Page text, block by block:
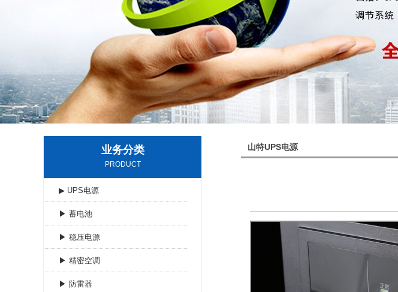
山特UPS电源
业务分类
PRODUCT
▶ UPS电源
▶ 蓄电池
▶ 稳压电源
▶ 精密空调
▶ 防雷器